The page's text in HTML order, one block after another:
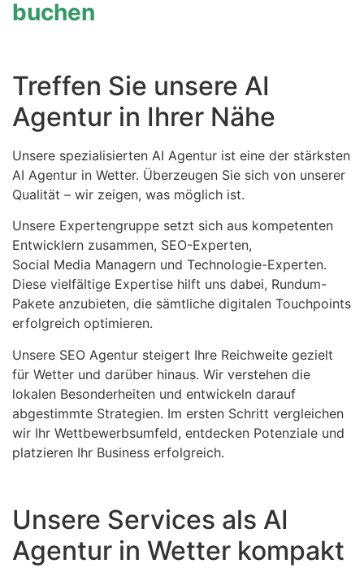
buchen
Treffen Sie unsere AI
Agentur in Ihrer Nähe
Unsere spezialisierten AI Agentur ist eine der stärksten
AI Agentur in Wetter. Überzeugen Sie sich von unserer
Qualität – wir zeigen, was möglich ist.
Unsere Expertengruppe setzt sich aus kompetenten
Entwicklern zusammen, SEO-Experten,
Social Media Managern und Technologie-Experten.
Diese vielfältige Expertise hilft uns dabei, Rundum-
Pakete anzubieten, die sämtliche digitalen Touchpoints
erfolgreich optimieren.
Unsere SEO Agentur steigert Ihre Reichweite gezielt
für Wetter und darüber hinaus. Wir verstehen die
lokalen Besonderheiten und entwickeln darauf
abgestimmte Strategien. Im ersten Schritt vergleichen
wir Ihr Wettbewerbsumfeld, entdecken Potenziale und
platzieren Ihr Business erfolgreich.
Unsere Services als AI
Agentur in Wetter kompakt